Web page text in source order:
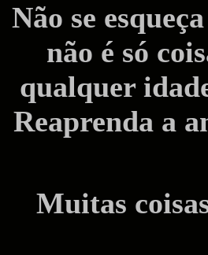
Não se
não é só
qualquer
Reaprenda a
Muitas